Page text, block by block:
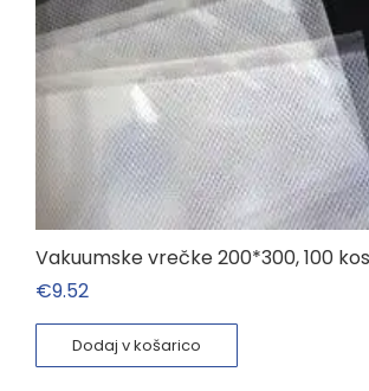
Vakuumske vrečke 200*300, 100 kos
€9.52
Dodaj v košarico